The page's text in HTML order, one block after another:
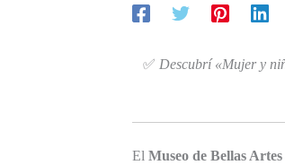
✅ Descubrí «Mujer y
El Museo de Bellas